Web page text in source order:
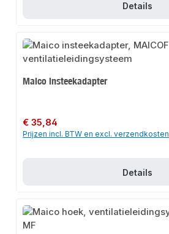
Details
Maico insteekadapter
Normale prijs:
€ 35,84
Prijzen incl. BTW en excl. verzendkosten
Details